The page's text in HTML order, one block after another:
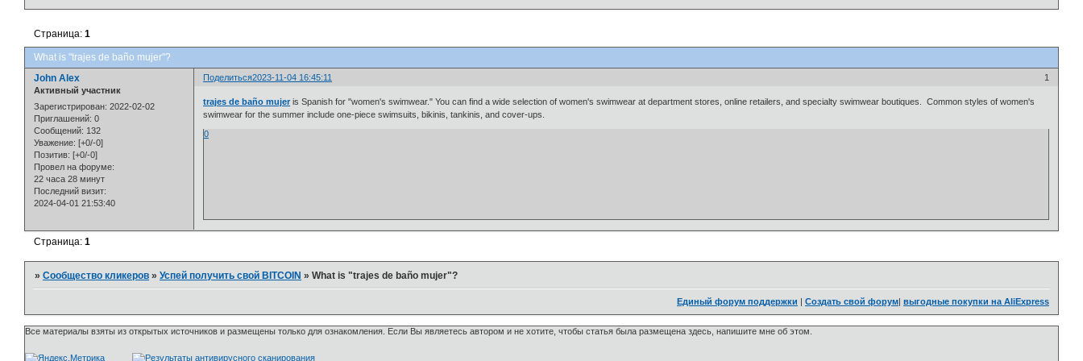
What is "trajes de baño mujer"?
Страница:1
Поделиться 1
2023-11-04 16:45:11
John Alex
Активный участник
Зарегистрирован: 2022-02-02
Приглашений: 0
Сообщений: 132
Уважение: [+0/-0]
Позитив: [+0/-0]
Провел на форуме:
22 часа 28 минут
Последний визит:
2024-04-01 21:53:40
trajes de baño mujer is Spanish for "women's swimwear." You can find a wide selection of women's swimwear at department stores, online retailers, and specialty swimwear boutiques. Common styles of women's
swimwear for the summer include one-piece swimsuits, bikinis, tankinis, and cover-ups.
0
Страница:1
»Сообщество кликеров »Успей получить свой BITCOIN »What is "trajes de baño mujer"?
Единый форум поддержки | Создать свой форум| выгодные покупки на AliExpress
Все материалы взяты из открытых источников и размещены только для ознакомления. Если Вы являетесь автором и не хотите, чтобы статья была размещена здесь, напишите мне об этом.